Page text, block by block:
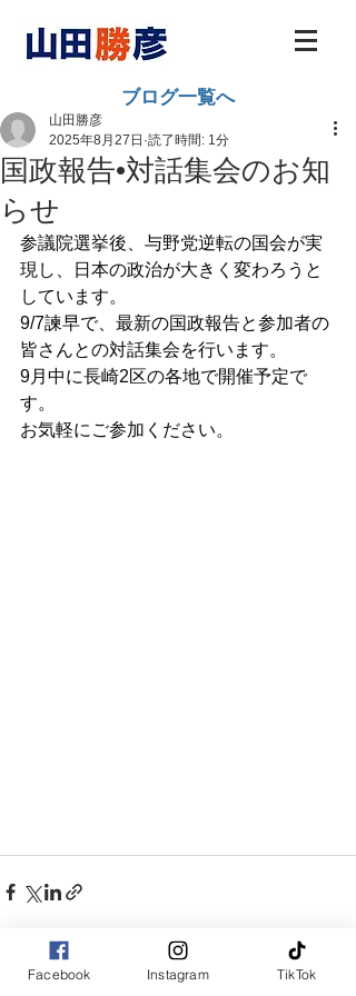
ブログ一覧へ
国政報告•対話集会のお知
らせ
山田勝彦
2025年8月27日 読了時間: 1分
参議院選挙後、与野党逆転の国会が実
現し、日本の政治が大きく変わろうと
しています。
9/7諫早で、最新の国政報告と参加者の
皆さんとの対話集会を行います。
9月中に長崎2区の各地で開催予定で
す。
お気軽にご参加ください。
Facebook Instagram TikTok